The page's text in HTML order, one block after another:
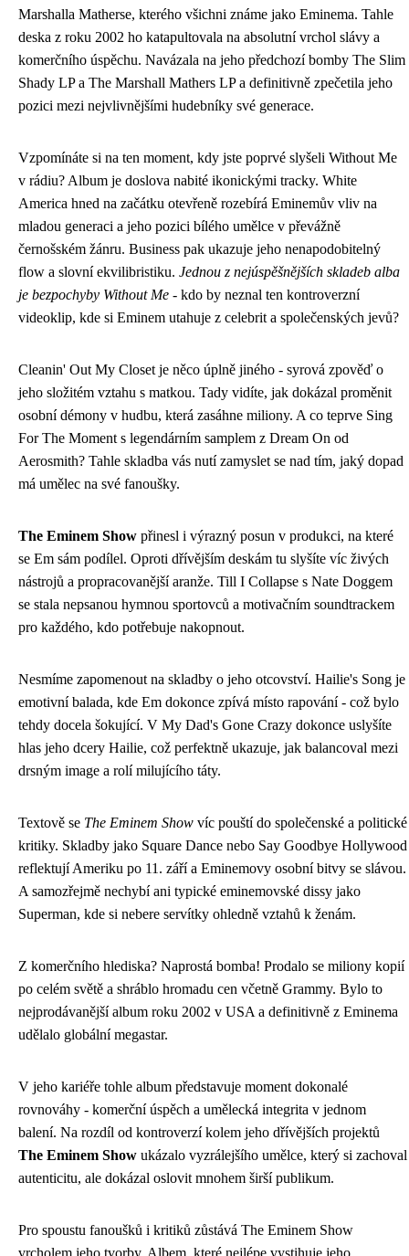
Marshalla Matherse, kterého všichni známe jako Eminema. Tahle
deska z roku 2002 ho katapultovala na absolutní vrchol slávy a
komerčního úspěchu. Navázala na jeho předchozí bomby The Slim
Shady LP a The Marshall Mathers LP a definitivně zpečetila jeho
pozici mezi nejvlivnějšími hudebníky své generace.
Vzpomínáte si na ten moment, kdy jste poprvé slyšeli Without Me
v rádiu? Album je doslova nabité ikonickými tracky. White
America hned na začátku otevřeně rozebírá Eminemův vliv na
mladou generaci a jeho pozici bílého umělce v převážně
černošském žánru. Business pak ukazuje jeho nenapodobitelný
flow a slovní ekvilibristiku. Jednou z nejúspěšnějších skladeb alba
je bezpochyby Without Me - kdo by neznal ten kontroverzní
videoklip, kde si Eminem utahuje z celebrit a společenských jevů?
Cleanin' Out My Closet je něco úplně jiného - syrová zpověď o
jeho složitém vztahu s matkou. Tady vidíte, jak dokázal proměnit
osobní démony v hudbu, která zasáhne miliony. A co teprve Sing
For The Moment s legendárním samplem z Dream On od
Aerosmith? Tahle skladba vás nutí zamyslet se nad tím, jaký dopad
má umělec na své fanoušky.
The Eminem Show přinesl i výrazný posun v produkci, na které
se Em sám podílel. Oproti dřívějším deskám tu slyšíte víc živých
nástrojů a propracovanější aranže. Till I Collapse s Nate Doggem
se stala nepsanou hymnou sportovců a motivačním soundtrackem
pro každého, kdo potřebuje nakopnout.
Nesmíme zapomenout na skladby o jeho otcovství. Hailie's Song je
emotivní balada, kde Em dokonce zpívá místo rapování - což bylo
tehdy docela šokující. V My Dad's Gone Crazy dokonce uslyšíte
hlas jeho dcery Hailie, což perfektně ukazuje, jak balancoval mezi
drsným image a rolí milujícího táty.
Textově se The Eminem Show víc pouští do společenské a politické
kritiky. Skladby jako Square Dance nebo Say Goodbye Hollywood
reflektují Ameriku po 11. září a Eminemovy osobní bitvy se slávou.
A samozřejmě nechybí ani typické eminemovské dissy jako
Superman, kde si nebere servítky ohledně vztahů k ženám.
Z komerčního hlediska? Naprostá bomba! Prodalo se miliony kopií
po celém světě a shráblo hromadu cen včetně Grammy. Bylo to
nejprodávanější album roku 2002 v USA a definitivně z Eminema
udělalo globální megastar.
V jeho kariéře tohle album představuje moment dokonalé
rovnováhy - komerční úspěch a umělecká integrita v jednom
balení. Na rozdíl od kontroverzí kolem jeho dřívějších projektů
The Eminem Show ukázalo vyzrálejšího umělce, který si zachoval
autenticitu, ale dokázal oslovit mnohem širší publikum.
Pro spoustu fanoušků i kritiků zůstává The Eminem Show
vrcholem jeho tvorby. Albem, které nejlépe vystihuje jeho